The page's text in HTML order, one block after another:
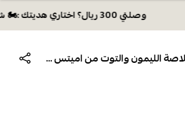
وصلتي 300 ريال؟ اختاري هديتك :🏍 شحن مجاني بكود N28 أو 💸خصم بكود EID26
مقشر بذور الشيا بخلاصة الليمون والتوت من اميتس جاردن - 510جرام